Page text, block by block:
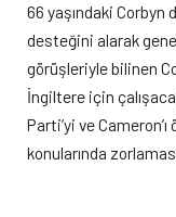
66 yaşındaki Corbyn
desteğini alarak
görüşleriyle bilinen
İngiltere için
Parti’yi ve
konularında